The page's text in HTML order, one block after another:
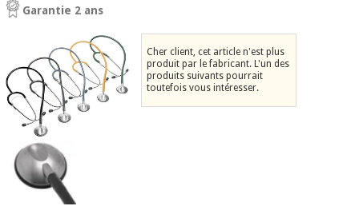
Offres
Outlet
Académie
équipement
médical
Médecine
traditionnelle
chinoise
Mobilier
clinique
Armoires
thérapeutiques
Nouveautes
Offres
Outlet
équipement
médical
Médecine
traditionnelle
chinoise
Garantie 2 ans
Cher client, cet article n'est plus
produit par le fabricant. L'un des
produits suivants pourrait
toutefois vous intéresser.